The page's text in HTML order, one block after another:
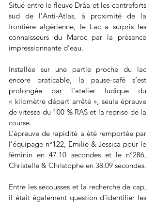
Situé entre le fleuve Drâa et les contreforts
sud de l’Anti-Atlas, à proximité de la
frontière algérienne, le Lac a surpris les
connaisseurs du Maroc par la présence
impressionnante d’eau.
Installée sur une partie proche du lac
encore praticable, la pause-café s’est
prolongée par l’atelier ludique du
« kilomètre départ arrêté », seule épreuve
de vitesse du 100 % RAS et la reprise de la
course.
L’épreuve de rapidité a été remportée par
l’équipage n°122, Emilie & Jessica pour le
féminin en 47.10 secondes et le n°286,
Christelle & Christophe en 38.09 secondes.
Entre les secousses et la recherche de cap,
il était également question d’identifier les